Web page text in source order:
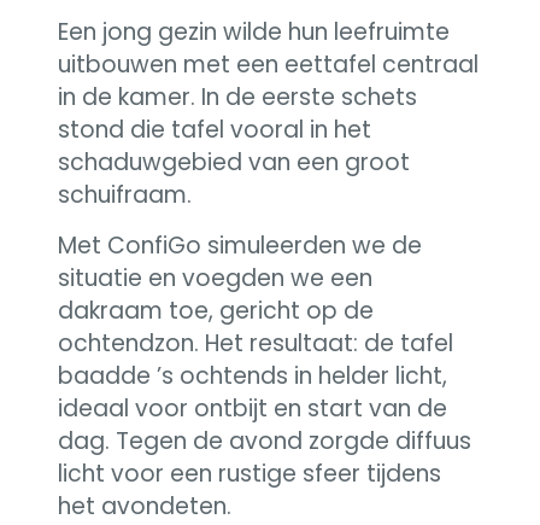
Een jong gezin wilde hun leefruimte
uitbouwen met een eettafel centraal
in de kamer. In de eerste schets
stond die tafel vooral in het
schaduwgebied van een groot
schuifraam.
Met ConfiGo simuleerden we de
situatie en voegden we een
dakraam toe, gericht op de
ochtendzon. Het resultaat: de tafel
baadde ’s ochtends in helder licht,
ideaal voor ontbijt en start van de
dag. Tegen de avond zorgde diffuus
licht voor een rustige sfeer tijdens
het avondeten.